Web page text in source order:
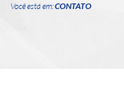
Você está em:CONTATO